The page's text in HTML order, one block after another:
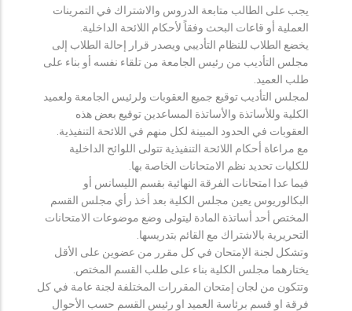
يجب على الطالب متابعة الدروس والاشتراك في التمرينات
العملية أو قاعات البحث وفقاً لأحكام اللائحة الداخلية.
يخضع الطلاب للنظام التأديبي ويصدر قرار إحالة الطلاب إلى
مجلس التأديب من رئيس الجامعة من تلقاء نفسه أو بناء على
طلب العميد.
لمجلس التأديب توقيع جميع العقوبات ولرئيس الجامعة ولعميد
الكلية وللأساتذة والأساتذة المساعدين توقيع بعض هذه
العقوبات في الحدود المبينة لكل منهم في اللائحة التنفيذية.
مع مراعاة أحكام اللائحة التنفيذية تتولى اللوائح الداخلية
للكليات تحديد نظم الامتحانات الخاصة بها.
فيما عدا امتحانات الفرقة النهائية بقسم الليسانس أو
البكالوريوس يعين مجلس الكلية بعد أخذ رأي مجلس القسم
المختص أحد أساتذة المادة ليتولى وضع موضوعات الامتحانات
التحريرية بالاشتراك مع القائم بتدريسها.
وتشكل لجنة الإمتحان في كل مقرر من عضوين على الأقل
يختارهما مجلس الكلية بناء على طلب القسم المختص.
وتتكون من لجان إمتحان المقررات المختلفة لجنة عامة في كل
فرقة او قسم برئاسة العميد او رئيس القسم حسب الأحوال